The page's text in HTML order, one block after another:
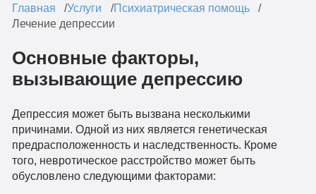
Главная Услуги
Психиатрическая помощь
Лечение депрессии
Основные факторы,
вызывающие депрессию
Депрессия может быть вызвана несколькими
причинами. Одной из них является генетическая
предрасположенность и наследственность. Кроме
того, невротическое расстройство может быть
обусловлено следующими факторами: